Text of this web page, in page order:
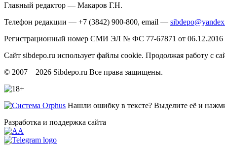
Главный редактор — Макаров Г.Н.
Телефон редакции — +7 (3842) 900-800, email —
Регистрационный номер СМИ ЭЛ № ФС 77-67871 от 06.12.2016
Сайт sibdepo.ru использует файлы cookie. Продолжая работу с
© 2007—2026 Sibdepo.ru Все права защищены.
Нашли ошибку в тексте? Выделите её и
Разработка и поддержка сайта